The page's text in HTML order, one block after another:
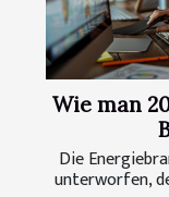
Wie man
Die
unterworfen,